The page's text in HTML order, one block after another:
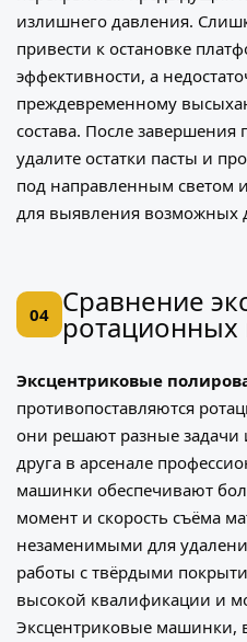
излишнего давления.
привести к остановке
эффективности, а
преждевременному
состава. После завершения
удалите остатки пасты и
под направленным светом
для выявления возможных
04 Сравнение
Эксцентриковые
противопоставляются
они решают разные
друга в арсенале
машинки обеспечивают
момент и скорость съёма
незаменимыми для
работы с твёрдыми
высокой квалификации и
Эксцентриковые машинки,